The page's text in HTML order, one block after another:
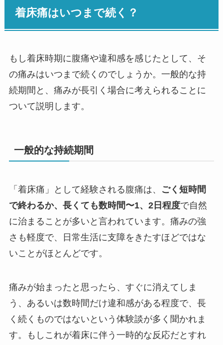
着床痛はいつまで続く？
もし着床時期に腹痛や違和感を感じたとして、そ
の痛みはいつまで続くのでしょうか。一般的な持
続期間と、痛みが長引く場合に考えられることに
ついて説明します。
一般的な持続期間
「着床痛」として経験される腹痛は、
ごく短時間
で終わるか、長くても数時間〜1、2日程度で自然
に治まることが多いと言われています。痛みの強
さも軽度で、日常生活に支障をきたすほどではな
いことがほとんどです。
痛みが始まったと思ったら、すぐに消えてしま
う、あるいは数時間だけ違和感がある程度で、長
く続くものではないという体験談が多く聞かれま
す。もしこれが着床に伴う一時的な反応だとすれ